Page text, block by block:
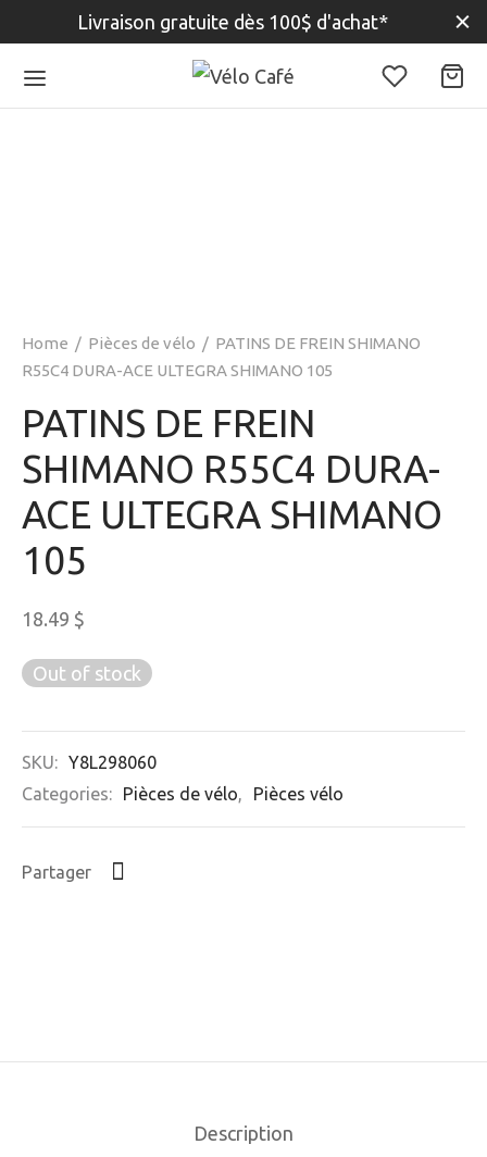
Livraison gratuite dès 100$ d'achat*
Home / Pièces de vélo / PATINS DE FREIN SHIMANO
R55C4 DURA-ACE ULTEGRA SHIMANO 105
PATINS DE FREIN
SHIMANO R55C4 DURA-
ACE ULTEGRA SHIMANO
105
18.49 $
Out of stock
SKU: Y8L298060
Categories:
Pièces de vélo, Pièces vélo
Partager
Description